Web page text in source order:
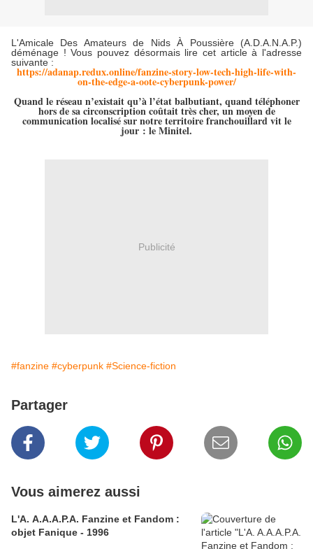
L'Amicale Des Amateurs de Nids À Poussière (A.D.A.N.A.P.)
déménage ! Vous pouvez désormais lire cet article à l'adresse
suivante :
https://adanap.redux.online/fanzine-story-low-tech-high-life-with-
on-the-edge-a-oote-cyberpunk-power/
Quand le réseau n’existait qu’à l’état balbutiant, quand téléphoner
hors de sa circonscription coûtait très cher, un moyen de
communication localisé sur notre territoire franchouillard vit le
jour : le Minitel.
Publicité
#fanzine #cyberpunk #Science-fiction
Partager
Vous aimerez aussi
L'A. A.A.A.P.A. Fanzine et Fandom :
objet Fanique - 1996